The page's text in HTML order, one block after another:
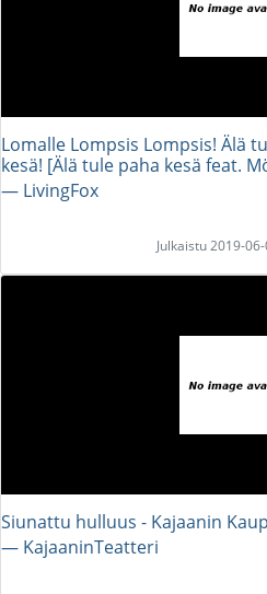
Lomalle Lompsis Lompsis! Älä
kesä! [Älä tule paha kesä feat.
― LivingFox
Julkaistu 2019-
Siunattu hulluus - Kajaanin
― KajaaninTeatteri